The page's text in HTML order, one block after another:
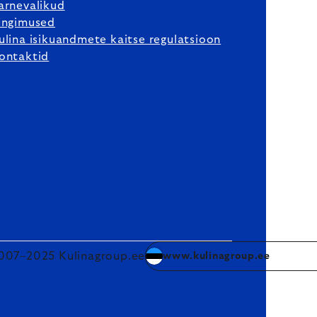
isikuandmete kaitse regulatsioon
Kulinagroup.ee www.kulinagroup.ee